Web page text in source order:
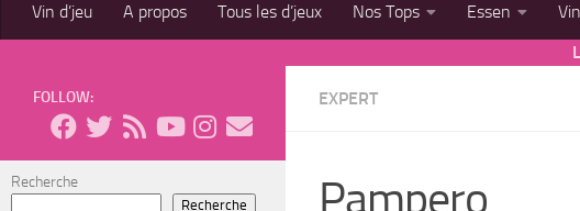
Vin d’jeu A propos Tous les d’jeux Nos Tops Essen
EXPERT
Pampero
FOLLOW:
Recherche
Recherche